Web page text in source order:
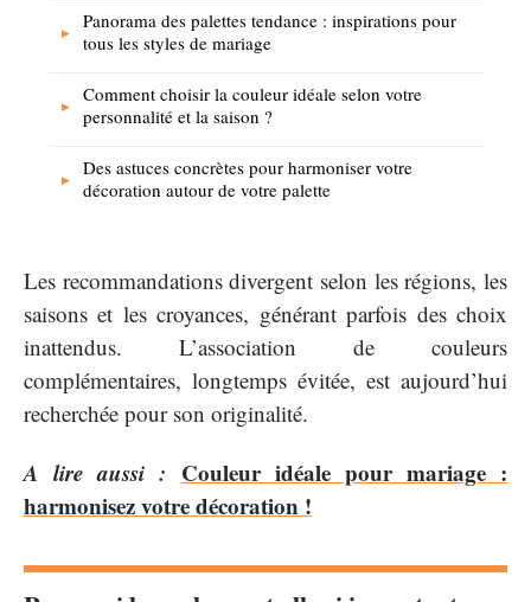
Panorama des palettes tendance : inspirations pour
tous les styles de mariage
Comment choisir la couleur idéale selon votre
personnalité et la saison ?
Des astuces concrètes pour harmoniser votre
décoration autour de votre palette
Les recommandations divergent selon les régions, les
saisons et les croyances, générant parfois des choix
inattendus. L’association de couleurs
complémentaires, longtemps évitée, est aujourd’hui
recherchée pour son originalité.
A lire aussi : Couleur idéale pour mariage :
harmonisez votre décoration !